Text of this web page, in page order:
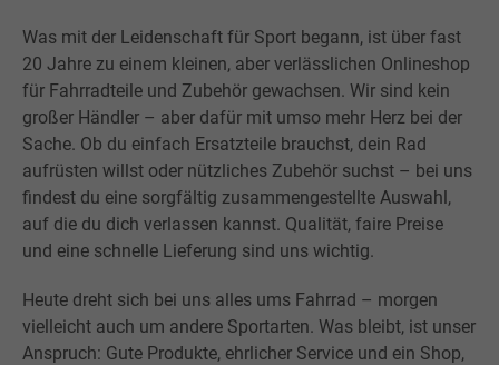
Was mit der Leidenschaft für Sport begann, ist über fast
20 Jahre zu einem kleinen, aber verlässlichen Onlineshop
für Fahrradteile und Zubehör gewachsen. Wir sind kein
großer Händler – aber dafür mit umso mehr Herz bei der
Sache. Ob du einfach Ersatzteile brauchst, dein Rad
aufrüsten willst oder nützliches Zubehör suchst – bei uns
findest du eine sorgfältig zusammengestellte Auswahl,
auf die du dich verlassen kannst. Qualität, faire Preise
und eine schnelle Lieferung sind uns wichtig.
Heute dreht sich bei uns alles ums Fahrrad – morgen
vielleicht auch um andere Sportarten. Was bleibt, ist unser
Anspruch: Gute Produkte, ehrlicher Service und ein Shop,